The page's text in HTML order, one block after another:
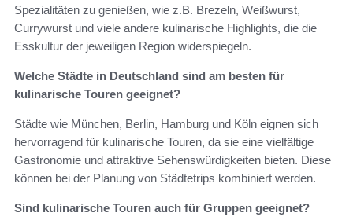
Spezialitäten zu genießen, wie z.B. Brezeln, Weißwurst,
Currywurst und viele andere kulinarische Highlights, die die
Esskultur der jeweiligen Region widerspiegeln.
Welche Städte in Deutschland sind am besten für
kulinarische Touren geeignet?
Städte wie München, Berlin, Hamburg und Köln eignen sich
hervorragend für kulinarische Touren, da sie eine vielfältige
Gastronomie und attraktive Sehenswürdigkeiten bieten. Diese
können bei der Planung von Städtetrips kombiniert werden.
Sind kulinarische Touren auch für Gruppen geeignet?